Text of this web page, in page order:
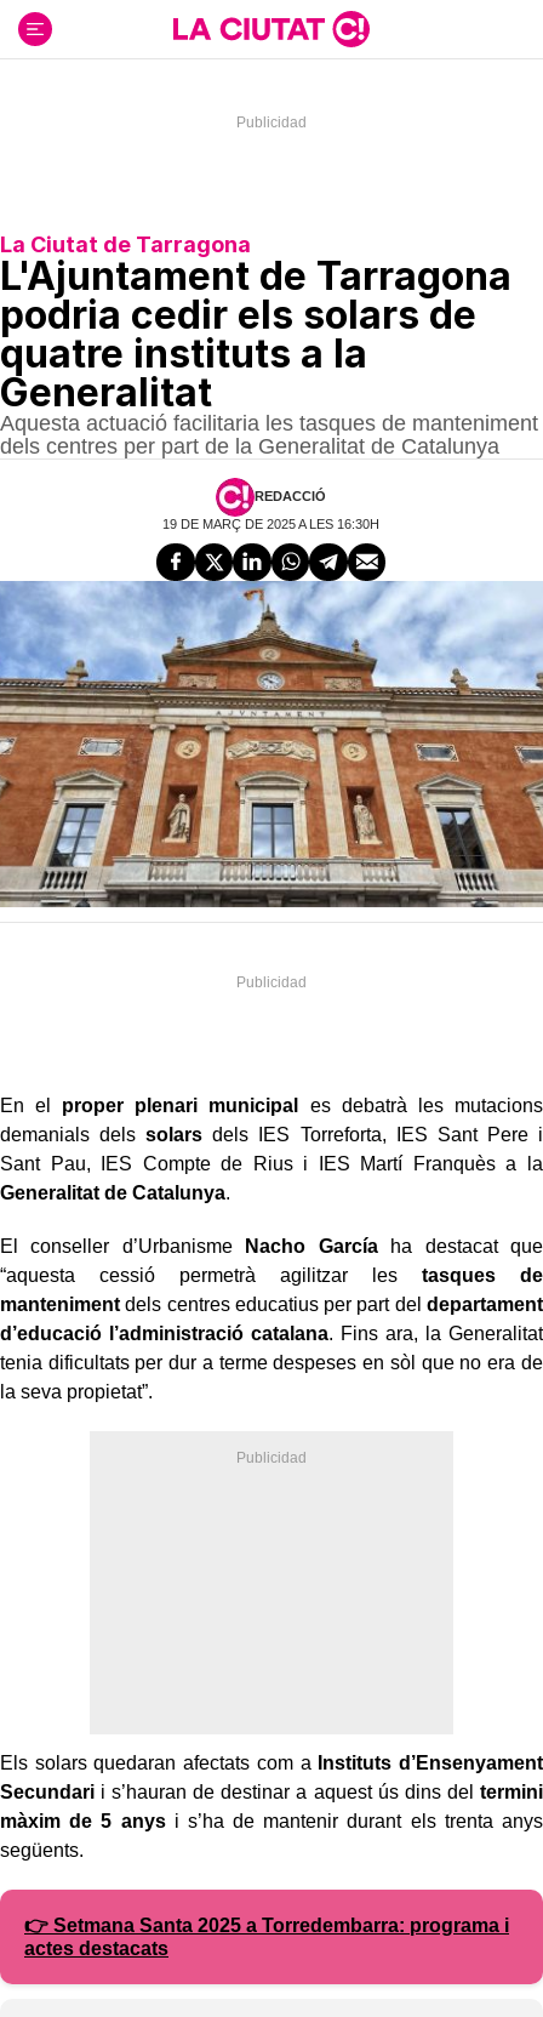
contenido
La Ciutat de Tarragona
L'Ajuntament de Tarragona
podria cedir els solars de
quatre instituts a la
Generalitat
Aquesta actuació facilitaria les tasques de manteniment
dels centres per part de la Generalitat de Catalunya
REDACCIÓ
19 DE MARÇ DE 2025 A LES 16:30H
En el proper plenari municipal
es debatrà les mutacions
demanials delssolars dels IES Torreforta, IES Sant Pere i
Sant Pau, IES Compte de Rius i IES Martí Franquès a la
Generalitat de Catalunya.
El conseller d’Urbanisme Nacho Garcíaha destacat que
“aquesta cessió permetrà agilitzar lestasques de
manteniment dels centres educatius per part del departament
d’educació l’administració catalana. Fins ara, la Generalitat
tenia dificultats per dur a terme despeses en sòl que no era de
la seva propietat”.
Els solars quedaran afectats com a
Instituts d’Ensenyament
Secundari i s’hauran de destinar a aquest ús dins del termini
màxim de 5 anysi s’ha de mantenir durant els trenta anys
següents.
👉 Setmana Santa 2025 a Torredembarra: programa i
actes destacats